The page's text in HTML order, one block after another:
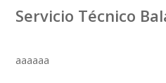
Servicio Técnico
aaaaaa